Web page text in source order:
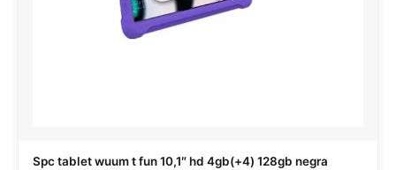
Spc tablet wuum t fun 10,1″ hd 4gb(+4) 128gb negra